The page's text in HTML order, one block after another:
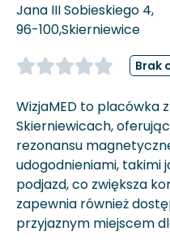
Jana III Sobieskiego 4,
96-100,Skierniewice
Brak
WizjaMED to placówka
Skierniewicach,
rezonansu
udogodnieniami, takimi
podjazd, co zwiększa
zapewnia również
przyjaznym miejscem